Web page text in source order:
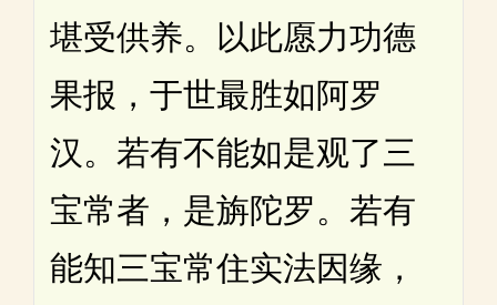
堪受供养。以此愿力功德
果报，于世最胜如阿罗
汉。若有不能如是观了三
宝常者，是旃陀罗。若有
能知三宝常住实法因缘，